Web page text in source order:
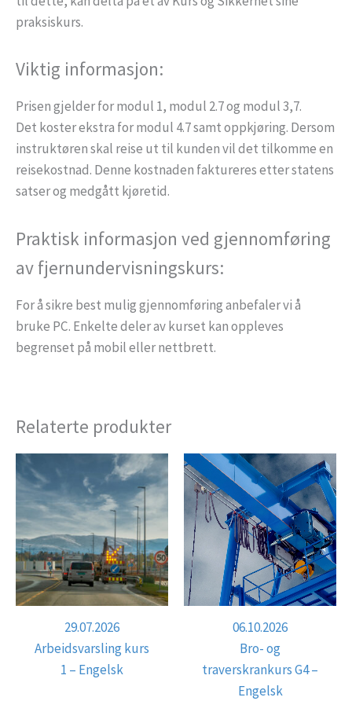
praksiskurs.
Viktig informasjon:
Prisen gjelder for modul 1, modul 2.7 og modul 3,7.
Det koster ekstra for modul 4.7 samt oppkjøring. Dersom
instruktøren skal reise ut til kunden vil det tilkomme en
reisekostnad. Denne kostnaden faktureres etter statens
satser og medgått kjøretid.
Praktisk informasjon ved gjennomføring
av fjernundervisningskurs:
For å sikre best mulig gjennomføring anbefaler vi å
bruke PC. Enkelte deler av kurset kan oppleves
begrenset på mobil eller nettbrett.
Relaterte produkter
29.07.2026
Arbeidsvarsling kurs
1 – Engelsk
06.10.2026
Bro- og
traverskrankurs G4 –
Engelsk